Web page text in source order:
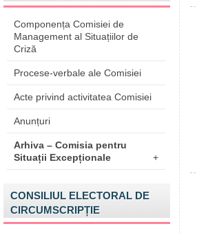
Componența Comisiei de
Management al Situațiilor de
Criză
Procese-verbale ale Comisiei
Acte privind activitatea Comisiei
Anunțuri
Arhiva – Comisia pentru
Situații Excepționale
+
CONSILIUL ELECTORAL DE
CIRCUMSCRIPȚIE